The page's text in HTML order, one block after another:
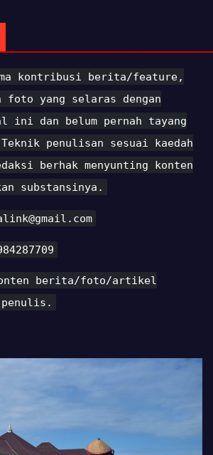
kontribusi berita/feature,
yang selaras dengan
ini dan belum pernah tayang
penulisan sesuai kaedah
berhak menyunting konten
substansinya.
berita/foto/artikel
penulis.